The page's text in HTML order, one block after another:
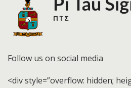
Follow us on social media
<div style=”overflow: hidden;